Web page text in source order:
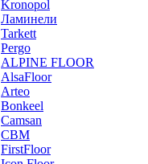
Kronopol
Ламинели
Tarkett
Pergo
ALPINE FLOOR
AlsaFloor
Arteo
Bonkeel
Camsan
CBM
FirstFloor